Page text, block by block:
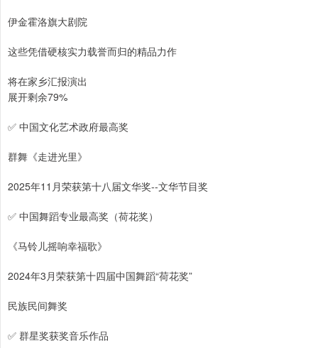
伊金霍洛旗大剧院
这些凭借硬核实力载誉而归的精品力作
将在家乡汇报演出
展开剩余79%
✅ 中国文化艺术政府最高奖
群舞《走进光里》
2025年11月荣获第十八届文华奖--文华节目奖
✅ 中国舞蹈专业最高奖（荷花奖）
《马铃儿摇响幸福歌》
2024年3月荣获第十四届中国舞蹈“荷花奖”
民族民间舞奖
✅ 群星奖获奖音乐作品